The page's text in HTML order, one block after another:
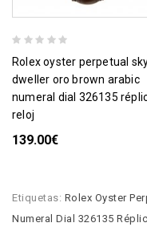
rolex oyster perpetual sky-
dweller oro brown arabic
numeral dial 326135
reloj
139.00€
Etiquetas: Rolex Oyster
Numeral Dial 326135